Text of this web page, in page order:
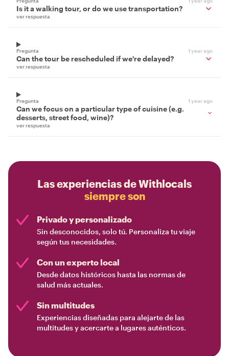
Is it a walking tour, or do we use transportation?
ver respuesta
Pregunta 1 year ago
Can the tour be rescheduled if we're delayed?
ver respuesta
Pregunta 1 year ago
Can we focus on a particular type of cuisine (e.g.
desserts, street food, wine)?
ver respuesta
Las experiencias de Withlocals
siempre son
Privado y personalizado
Sin desconocidos, solo tú. Personaliza tu viaje
según tus necesidades.
Con un experto local
Desde datos históricos hasta las normas de
salud más actuales.
Sin multitudes
Experiencias diseñadas para alejarte de las
multitudes y acercarte a lugares auténticos.